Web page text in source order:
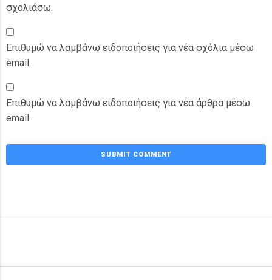
σχολιάσω.
Επιθυμώ να λαμβάνω ειδοποιήσεις για νέα σχόλια μέσω
email.
Επιθυμώ να λαμβάνω ειδοποιήσεις για νέα άρθρα μέσω
email.